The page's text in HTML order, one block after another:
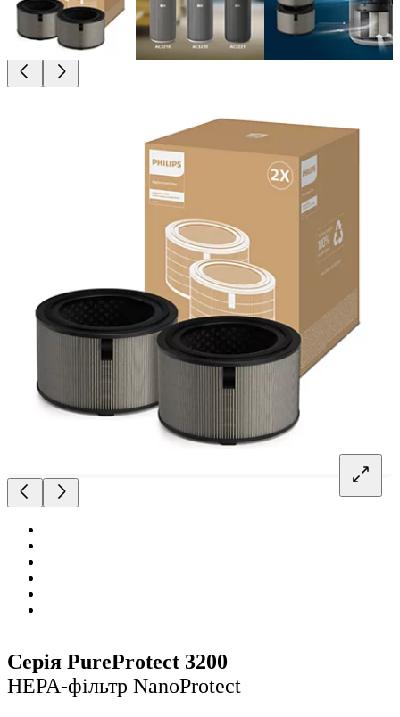
Серія PureProtect 3200
HEPA-фільтр NanoProtect